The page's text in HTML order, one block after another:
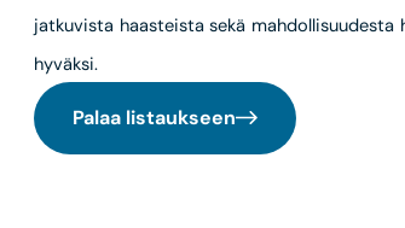
jatkuvista haasteista sekä
hyväksi.
Palaa listaukseen